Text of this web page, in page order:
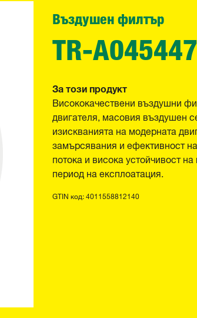
Въздушен филтър
TR-
За този продукт
Висококачествени въздушни
двигателя, масовия въздушен
изискванията на модерната
замърсявания и ефективност
потока и висока устойчивост
период на експлоатация.
GTIN код: 4011558812140